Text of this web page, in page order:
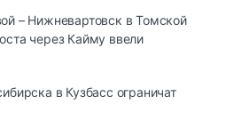
– Нижневартовск в Томской
через Кайму ввели
в Кузбасс ограничат